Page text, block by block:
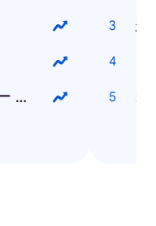
ドジャース 対 ブルー ジェイズ
未